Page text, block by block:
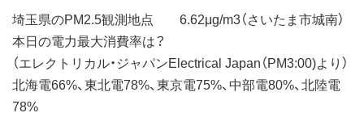
埼玉県のPM2.5観測地点 6.62μg/m3（さいたま市城南）
本日の電力最大消費率は？
（エレクトリカル・ジャパンElectrical Japan（PM3:00)より）
北海電66%、東北電78%、東京電75%、中部電80%、北陸電
78%